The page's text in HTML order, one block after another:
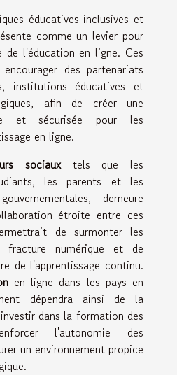
éducatives inclusives et
comme un levier pour
de l'éducation en ligne. Ces
des partenariats
institutions éducatives et
afin de créer une
et sécurisée pour les
en ligne.
sociauxtels que les
les parents et les
demeure
étroite entre ces
de surmonter les
numérique et de
de l'apprentissage continu.
en ligne dans les pays en
dépendra ainsi de la
dans la formation des
l'autonomie des
un environnement propice